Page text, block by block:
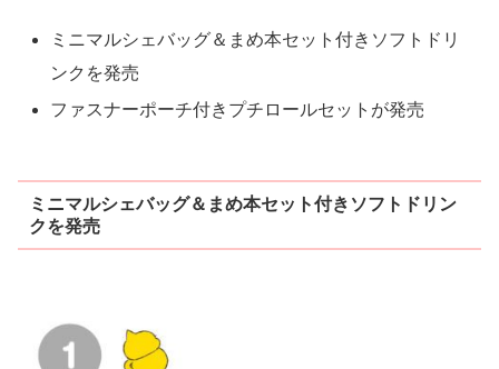
ミニマルシェバッグ＆まめ本セット付きソフトドリ
ンクを発売
ファスナーポーチ付きプチロールセットが発売
ミニマルシェバッグ＆まめ本セット付きソフトドリン
クを発売